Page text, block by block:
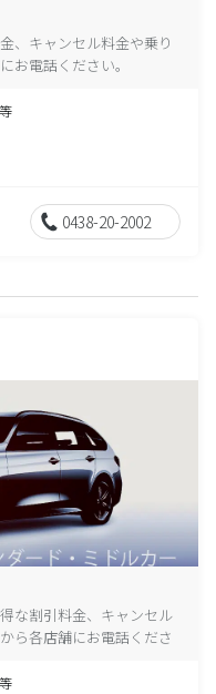
、キャンセル料金や乗り
お電話ください。
0438-20-2002
な割引料金、キャンセル
ら各店舗にお電話くださ